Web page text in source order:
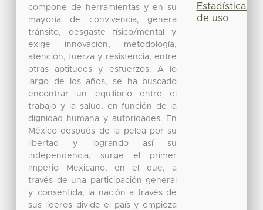
compone de herramientas y en su
mayoría de convivencia, genera
tránsito, desgaste físico/mental y
exige innovación, metodología,
atención, fuerza y resistencia, entre
otras aptitudes y esfuerzos. A lo
largo de los años, se ha buscado
encontrar un equilibrio entre el
trabajo y la salud, en función de la
dignidad humana y autoridades. En
México después de la pelea por su
libertad y logrando así su
independencia, surge el primer
Imperio Mexicano, en el que, a
través de una participación general
y consentida, la nación a través de
sus líderes divide el país y empieza
Estadísticas
de uso